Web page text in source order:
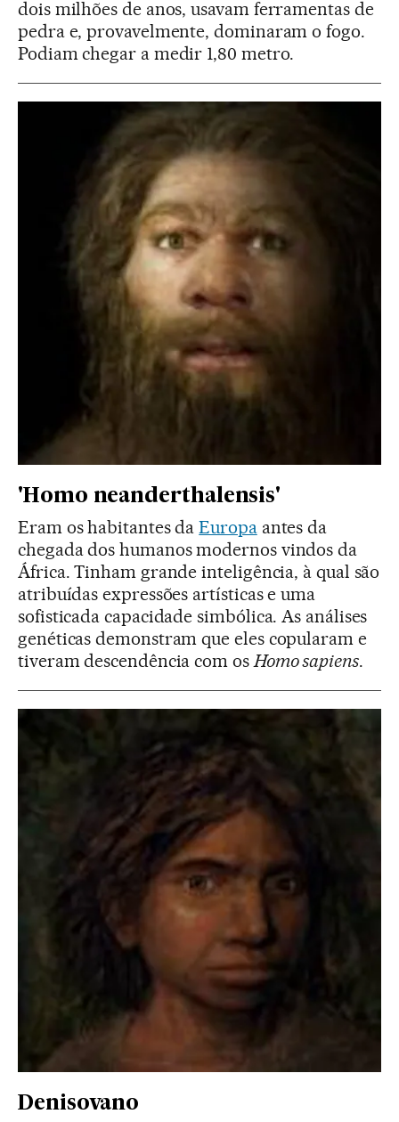
dois milhões de anos, usavam ferramentas de
pedra e, provavelmente, dominaram o fogo.
Podiam chegar a medir 1,80 metro.
'Homo neanderthalensis'
Eram os habitantes daEuropaantes da
chegada dos humanos modernos vindos da
África. Tinham grande inteligência, à qual são
atribuídas expressões artísticas e uma
sofisticada capacidade simbólica. As análises
genéticas demonstram que eles copularam e
tiveram descendência com os Homo sapiens.
Denisovano